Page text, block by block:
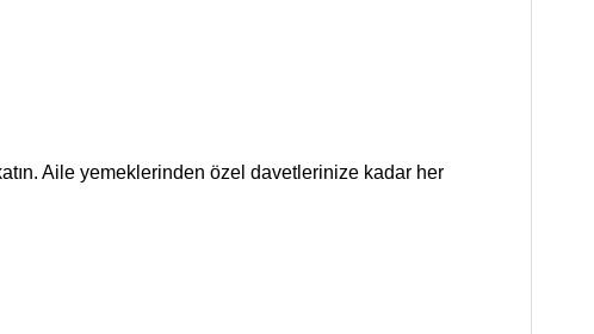
Aile yemeklerinden özel davetlerinize kadar her